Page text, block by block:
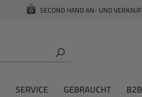
SECOND HAND AN- UND VERKAUF
SERVICE GEBRAUCHT B2B